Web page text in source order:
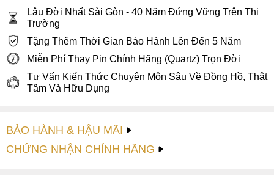
Lâu Đời Nhất Sài Gòn - 40 Năm Đứng Vững Trên Thị
Trường
Tặng Thêm Thời Gian Bảo Hành Lên Đến 5 Năm
Miễn Phí Thay Pin Chính Hãng (Quartz) Trọn Đời
Tư Vấn Kiến Thức Chuyên Môn Sâu Về Đồng Hồ, Thật
Tâm Và Hữu Dụng
BẢO HÀNH & HẬU MÃI
CHỨNG NHẬN CHÍNH HÃNG